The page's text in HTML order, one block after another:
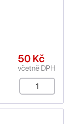
50 Kč
včetně DPH